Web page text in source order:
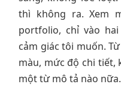
thì không ra. Xem
portfolio, chỉ vào
cảm giác tôi muốn.
màu, mức độ chi
một từ mô tả nào nữa.